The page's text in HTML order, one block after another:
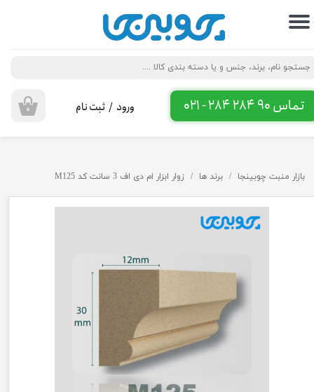
تماس 90 284 284 - 021 ۰ ورود / ثبت نام
حساب کاربری من
تغییر گذر واژه
سفارشات
خروج از حساب کاربری
بازار منبت چوبینجا برند ها زوار ابزار ام دی اف 3 سانت کد M125